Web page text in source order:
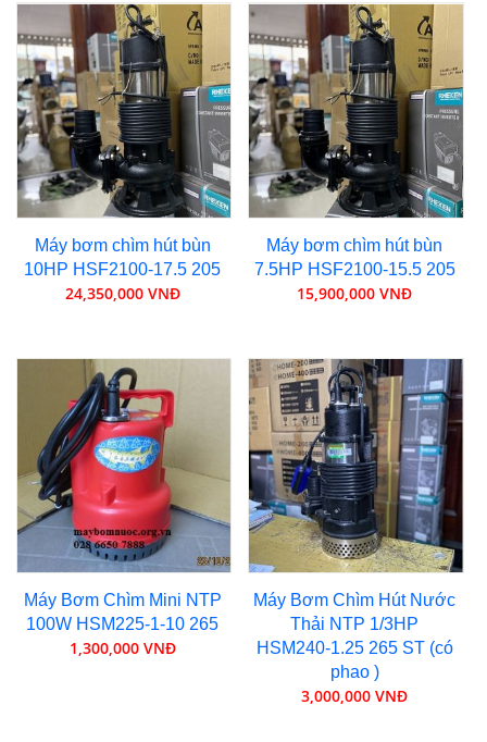
Máy bơm chìm hút bùn
10HP HSF2100-17.5 205
24,350,000 VNĐ
Máy bơm chìm hút bùn
7.5HP HSF2100-15.5 205
15,900,000 VNĐ
Máy Bơm Chìm Mini NTP
100W HSM225-1-10 265
1,300,000 VNĐ
Máy Bơm Chìm Hút Nước
Thải NTP 1/3HP
HSM240-1.25 265 ST (có
phao )
3,000,000 VNĐ